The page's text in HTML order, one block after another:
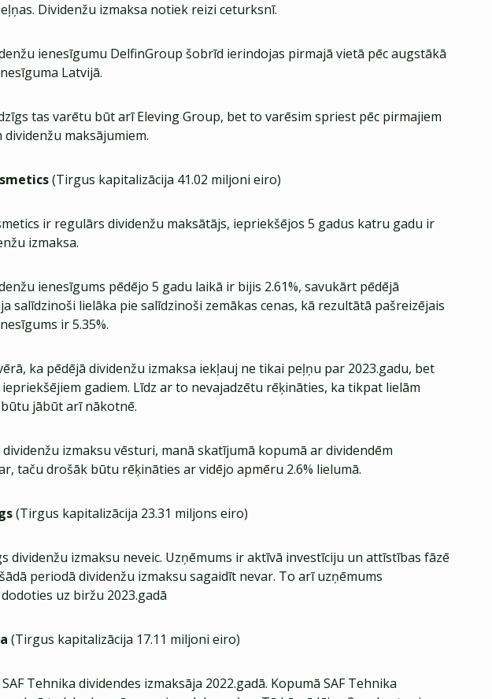
Dividenžu izmaksa notiek reizi ceturksnī.
ienesīgumu DelfinGroup šobrīd ierindojas pirmajā vietā pēc augstākā
Latvijā.
tas varētu būt arī Eleving Group, bet to varēsim spriest pēc pirmajiem
maksājumiem.
(Tirgus kapitalizācija 41.02 miljoni eiro)
ir regulārs dividenžu maksātājs, iepriekšējos 5 gadus katru gadu ir
izmaksa.
ienesīgums pēdējo 5 gadu laikā ir bijis 2.61%, savukārt pēdējā
salīdzinoši lielāka pie salīdzinoši zemākas cenas, kā rezultātā pašreizējais
ir 5.35%.
ka pēdējā dividenžu izmaksa iekļauj ne tikai peļņu par 2023.gadu, bet
gadiem. Līdz ar to nevajadzētu rēķināties, ka tikpat lielām
jābūt arī nākotnē.
izmaksu vēsturi, manā skatījumā kopumā ar dividendēm
taču drošāk būtu rēķināties ar vidējo apmēru 2.6% lielumā.
(Tirgus kapitalizācija 23.31 miljons eiro)
dividenžu izmaksu neveic. Uzņēmums ir aktīvā investīciju un attīstības fāzē
periodā dividenžu izmaksu sagaidīt nevar. To arī uzņēmums
uz biržu 2023.gadā
(Tirgus kapitalizācija 17.11 miljoni eiro)
Tehnika dividendes izmaksāja 2022.gadā. Kopumā SAF Tehnika